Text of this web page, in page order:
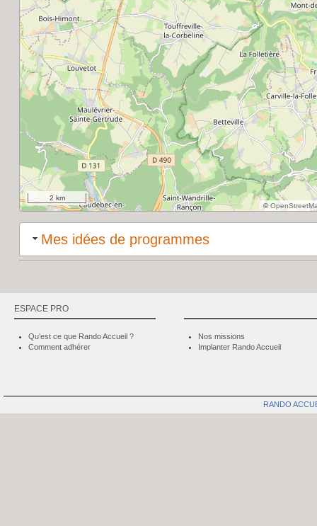
©
2 km
Mes idées de programmes
ESPACE PRO
Qu’est ce que Rando Accueil ?
Comment adhérer
Nos missions
Implanter Rando Accueil
RANDO